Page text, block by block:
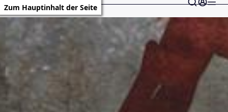
Zum Hauptinhalt der Seite